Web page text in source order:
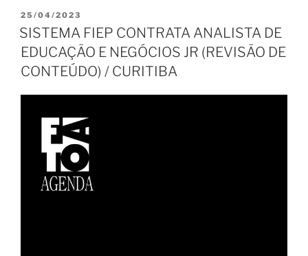
PUBLICADO
EM
25/04/2023
SISTEMA FIEP CONTRATA ANALISTA DE
EDUCAÇÃO E NEGÓCIOS JR (REVISÃO DE
CONTEÚDO) / CURITIBA